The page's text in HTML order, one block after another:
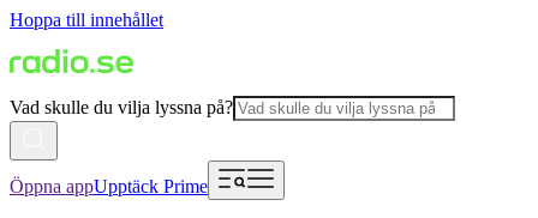
Hoppa till innehållet
Vad skulle du vilja lyssna på?
Öppna appUpptäck Prime